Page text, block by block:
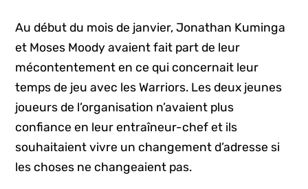
Au début du mois de janvier, Jonathan Kuminga
et Moses Moody avaient fait part de leur
mécontentement en ce qui concernait leur
temps de jeu avec les Warriors. Les deux jeunes
joueurs de l’organisation n’avaient plus
confiance en leur entraîneur-chef et ils
souhaitaient vivre un changement d’adresse si
les choses ne changeaient pas.